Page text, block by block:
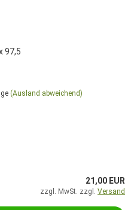
97,5
(Ausland abweichend)
21,00 EUR
zzgl. MwSt. zzgl. Versand